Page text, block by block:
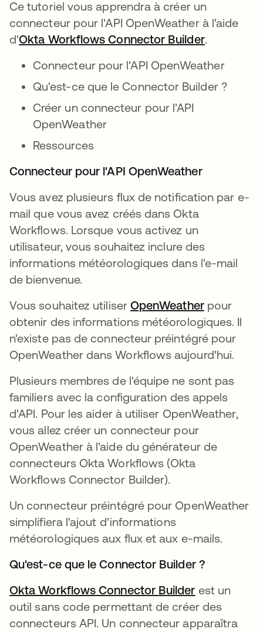
Ce tutoriel vous apprendra à créer un
connecteur pour l'API OpenWeather à l'aide
d'Okta Workflows Connector Builders’ouvre
.
Connecteur pour l'API OpenWeather
Qu'est-ce que le Connector Builder ?
Créer un connecteur pour l’API
OpenWeather
Ressources
Connecteur pour l'API OpenWeather
Vous avez plusieurs flux de notification par e-
mail que vous avez créés dans Okta
Workflows. Lorsque vous activez un
utilisateur, vous souhaitez inclure des
informations météorologiques dans l'e-mail
de bienvenue.
Vous souhaitez utiliser OpenWeathers’ouvre
pour
obtenir des informations météorologiques. Il
n'existe pas de connecteur préintégré pour
OpenWeather dans Workflows aujourd'hui.
Plusieurs membres de l'équipe ne sont pas
familiers avec la configuration des appels
d'API. Pour les aider à utiliser OpenWeather,
vous allez créer un connecteur pour
OpenWeather à l'aide du générateur de
connecteurs Okta Workflows (Okta
Workflows Connector Builder).
Un connecteur préintégré pour OpenWeather
simplifiera l'ajout d'informations
météorologiques aux flux et aux e-mails.
Qu'est-ce que le Connector Builder ?
Okta Workflows Connector Builder s’ouvre
est un
outil sans code permettant de créer des
connecteurs API. Un connecteur apparaîtra